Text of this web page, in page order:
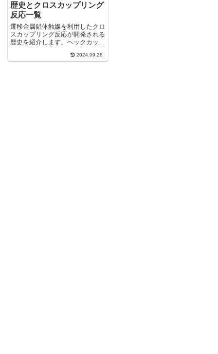
歴史とクロスカップリング
反応一覧
遷移金属錯体触媒を利用したクロ
スカップリング反応が開発される
歴史を紹介します。ヘックカップ
グ、薗頭カップリング、村橋カッ
2024.09.28